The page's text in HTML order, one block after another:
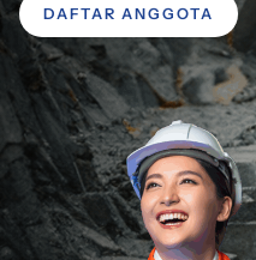
DAFTAR ANGGOTA